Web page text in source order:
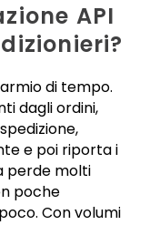
API
di tempo.
dagli ordini,
e poi riporta i
perde molti
poche
Con volumi